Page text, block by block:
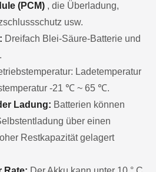
(PCM) , die Überladung,
usw.
Dreifach Blei-Säure-Batterie und
Ladetemperatur
-21 ℃ ~ 65 ℃.
Ladung: Batterien können
über einen
Restkapazität gelagert